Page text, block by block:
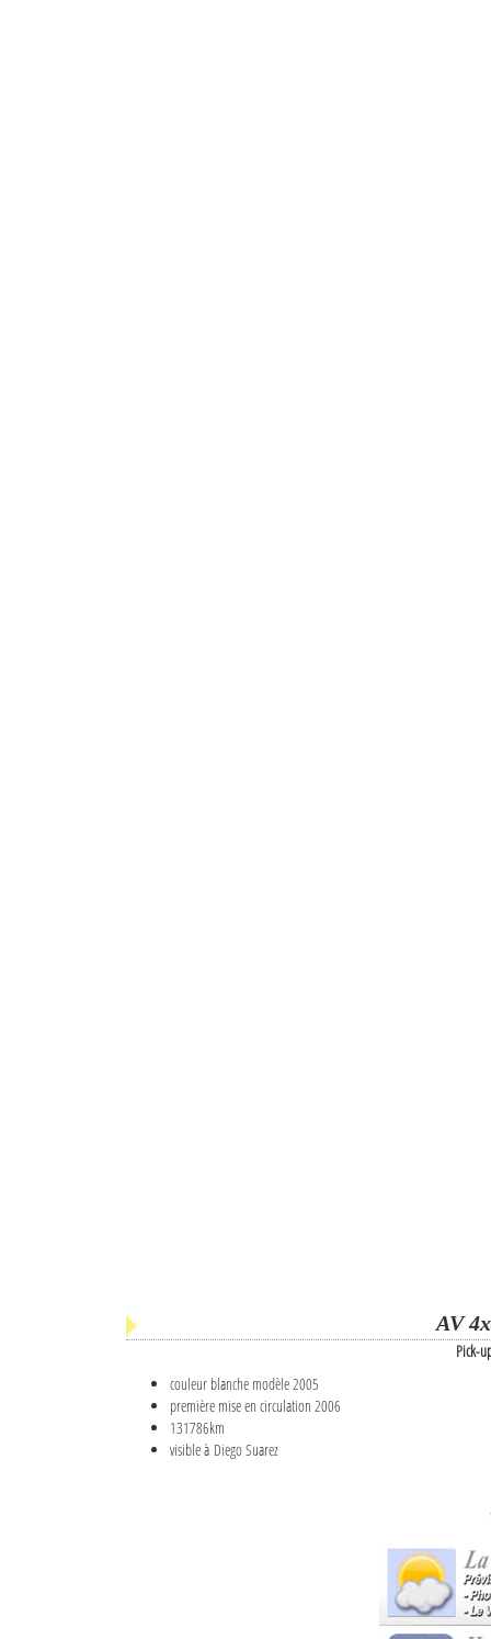
AV
Pick-
couleur blanche modèle 2005
première mise en circulation 2006
131786km
visible à Diego Suarez